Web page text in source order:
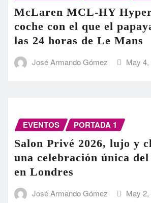
McLaren MCL-HY
coche con el que el
las 24 horas de Le Mans
José Armando Gómez May 4,
EVENTOS PORTADA 1
Salon Privé 2026, lujo y
una celebración única
en Londres
José Armando Gómez May 2,